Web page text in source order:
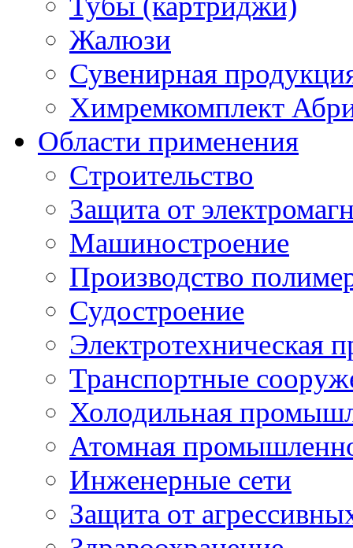
Жалюзи
Сувенирная
Химремкомплект
Области применения
Строительство
Защита от
Машиностроение
Производство
Судостроение
Электротехническая
Транспортные
Холодильная
Атомная
Инженерные сети
Защита от